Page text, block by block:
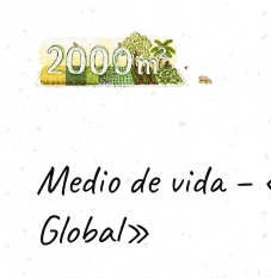
contenido
Medio de vida –
Global»